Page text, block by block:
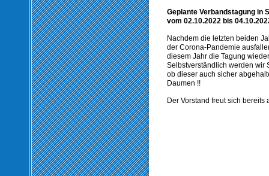
Geplante Verbandstagung in
vom 02.10.2022 bis
Nachdem die letzten beiden
der Corona-Pandemie
diesem Jahr die Tagung
Selbstverständlich werden wir
ob dieser auch sicher
Daumen !!
Der Vorstand freut sich bereits